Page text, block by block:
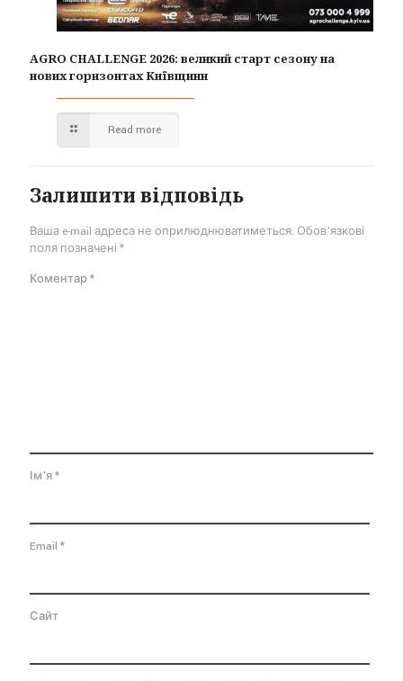
AGRO CHALLENGE 2026: великий старт сезону на
нових горизонтах Київщини
Read more
Залишити відповідь
Ваша e-mail адреса не оприлюднюватиметься. Обов’язкові
поля позначені *
Коментар*
Ім'я*
Email *
Сайт